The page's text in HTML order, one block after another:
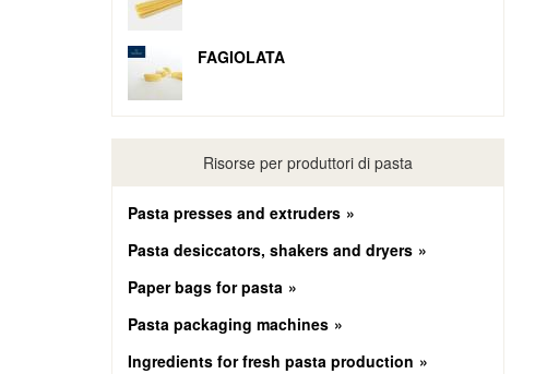
FAGIOLATA
Risorse per produttori di pasta
Pasta presses and extruders
Pasta desiccators, shakers and dryers
Paper bags for pasta
Pasta packaging machines
Ingredients for fresh pasta production